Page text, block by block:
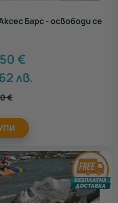
Барс - освободи се
€
лв.
€